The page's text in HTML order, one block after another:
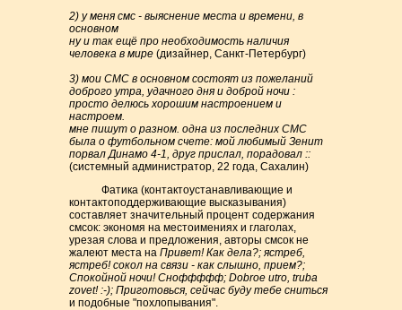
2) у меня смс - выяснение места и времени, в
основном
ну и так ещё про необходимость наличия
человека в мире (дизайнер, Санкт-Петербург)
3) мои СМС в основном состоят из пожеланий
доброго утра, удачного дня и доброй ночи :
просто делюсь хорошим настроением и
настроем.
мне пишут о разном. одна из последних СМС
была о футбольном счете: мой любимый Зенит
порвал Динамо 4-1, друг прислал, порадовал ::
(системный администратор, 22 года, Сахалин)
Фатика (контактоустанавливающие и
контактоподдерживающие высказывания)
составляет значительный процент содержания
смсок: экономя на местоимениях и глаголах,
урезая слова и предложения, авторы смсок не
жалеют места наПривет! Как дела?; ястреб,
ястреб! сокол на связи - как слышно, прием?;
Спокойной ночи! Сноффффф; Dobroe utro, truba
zovet! :-); Приготовься, сейчас буду тебе сниться
и подобные "похлопывания".